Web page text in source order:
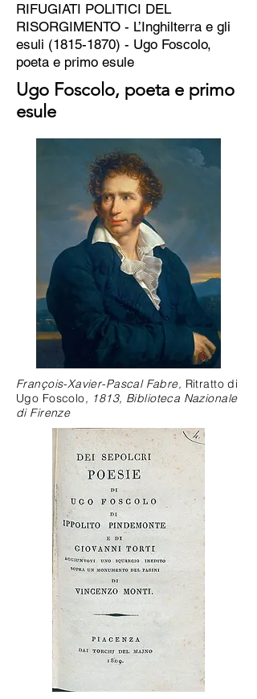
RIFUGIATI POLITICI DEL
RISORGIMENTO - L’Inghilterra e gli
esuli (1815-1870) - Ugo Foscolo,
poeta e primo esule
Ugo Foscolo, poeta e primo
esule
François-Xavier-Pascal Fabre, Ritratto di
Ugo Foscolo, 1813, Biblioteca Nazionale
di Firenze